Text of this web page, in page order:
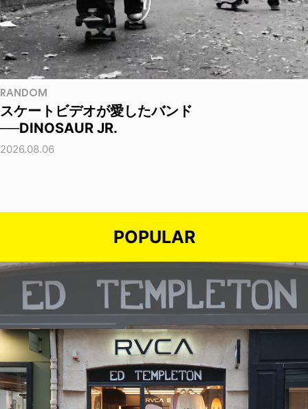
RANDOM
スケートビデオが愛したバンド
──DINOSAUR JR.
2026.08.06
POPULAR